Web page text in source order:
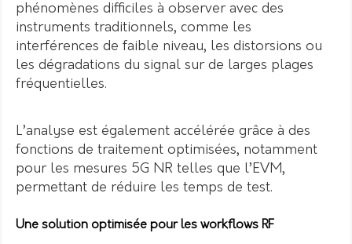
phénomènes difficiles à observer avec des
instruments traditionnels, comme les
interférences de faible niveau, les distorsions ou
les dégradations du signal sur de larges plages
fréquentielles.
L’analyse est également accélérée grâce à des
fonctions de traitement optimisées, notamment
pour les mesures 5G NR telles que l’EVM,
permettant de réduire les temps de test.
Une solution optimisée pour les workflows RF